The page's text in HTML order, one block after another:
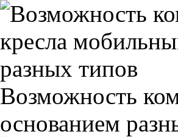
Возможность
основанием